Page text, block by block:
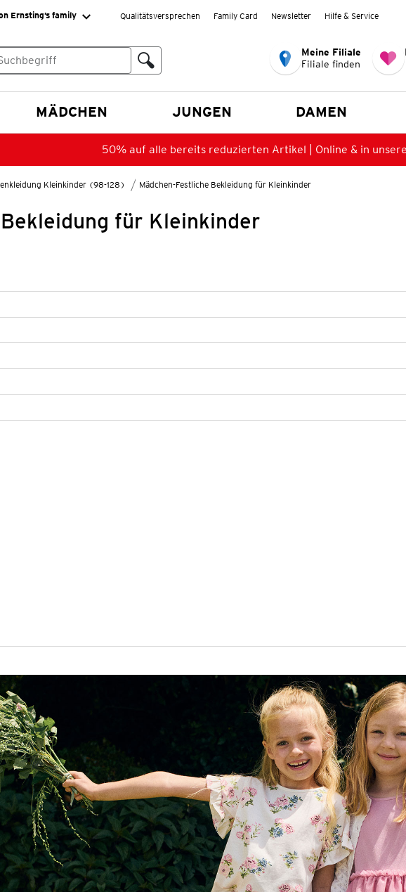
Ernsting’s family Qualitätsversprechen Family Card Newsletter Hilfe & Service
Meine Filiale
Filiale finden
MÄDCHEN JUNGEN DAMEN
50% auf alle bereits reduzierten Artikel | Online & in
Kleinkinder (98-128) Mädchen-Festliche Bekleidung für Kleinkinder
für Kleinkinder